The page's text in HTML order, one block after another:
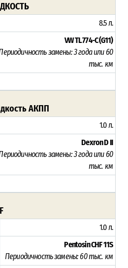
8.5 л.
VW TL 774-C (G11)
замены: 3 года или 60
тыс. км
АКПП
1.0 л.
Dexron D II
замены: 3 года или 60
тыс. км
1.0 л.
Pentosin CHF 11S
Периодичность замены:60 тыс. км